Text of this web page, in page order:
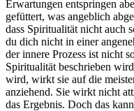
Erwartungen entspringen
gefüttert, was angeblich
dass Spiritualität nicht auch
du dich nicht in einer
der innere Prozess ist nicht
Spiritualität beschrieben
wird, wirkt sie auf die
anziehend. Sie wirkt nicht
das Ergebnis. Doch das